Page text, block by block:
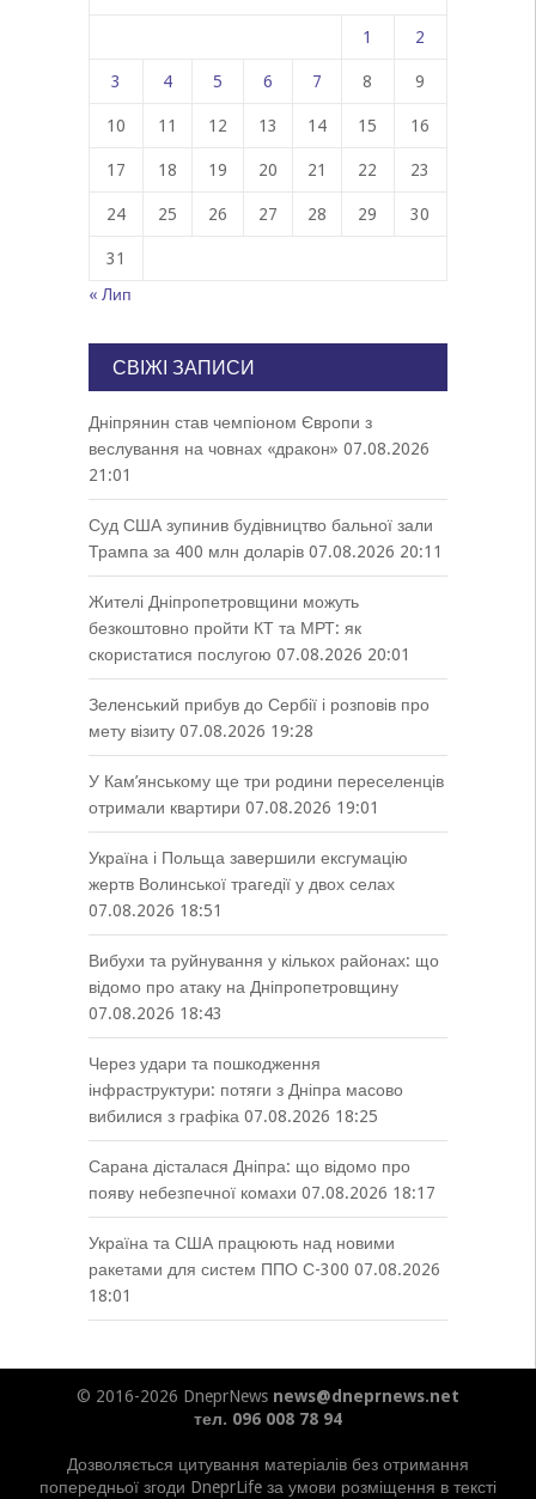
1 2
3 4 5 6 7 8 9
10 11 12 13 14 15 16
17 18 19 20 21 22 23
24 25 26 27 28 29 30
31
« Лип
СВІЖІ ЗАПИСИ
Дніпрянин став чемпіоном Європи з
веслування на човнах «дракон» 07.08.2026
21:01
Суд США зупинив будівництво бальної зали
Трампа за 400 млн доларів 07.08.2026 20:11
Жителі Дніпропетровщини можуть
безкоштовно пройти КТ та МРТ: як
скористатися послугою 07.08.2026 20:01
Зеленський прибув до Сербії і розповів про
мету візиту 07.08.2026 19:28
У Кам’янському ще три родини переселенців
отримали квартири 07.08.2026 19:01
Україна і Польща завершили ексгумацію
жертв Волинської трагедії у двох селах
07.08.2026 18:51
Вибухи та руйнування у кількох районах: що
відомо про атаку на Дніпропетровщину
07.08.2026 18:43
Через удари та пошкодження
інфраструктури: потяги з Дніпра масово
вибилися з графіка 07.08.2026 18:25
Сарана дісталася Дніпра: що відомо про
появу небезпечної комахи 07.08.2026 18:17
Україна та США працюють над новими
ракетами для систем ППО С-300 07.08.2026
18:01
© 2016-2026 DneprNews news@dneprnews.net
тел. 096 008 78 94
Дозволяється цитування матеріалів без отримання
попередньої згоди DneprLife за умови розміщення в тексті